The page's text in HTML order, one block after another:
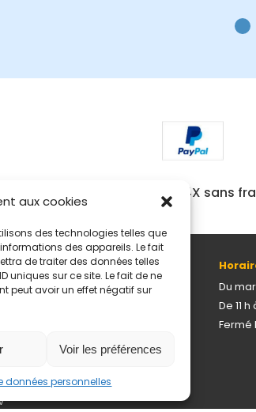
aux cookies
des technologies telles que
des appareils. Le fait
de traiter des données telles
uniques sur ce site. Le fait de ne
peut avoir un effet négatif sur
Voir les préférences
données personnelles
Paiement 4X sans
quai Romain Rolland 69005 Lyon
d'accès
de données personnelles
Du
De 11 h
Fermé